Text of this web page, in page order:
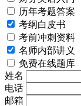
历年考题答案
考纲白皮书
考前冲刺资料
名师内部讲义
免费在线题库
姓名
电话
邮箱